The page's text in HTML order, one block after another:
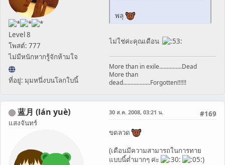
Level 8
โพสต์: 777
ไม่มีหนักหากรู้จักห้ามใจ
ที่อยู่: มุมหนึ่งบนโลกใบนี้
พลุ
ไม่ใช่ค่ะคุณเดือน
More than in exile...............Dead
More than
dead..................Forgotten!!!!!!
蓝月 (lán yuè)
แสงจันทร์
#169
30 ส.ค. 2008, 03:21 น.
ขดลวด
(เดือนมีความสามารถในการทาย
แบบนี้ต่ำมากๆ ค่ะ
)